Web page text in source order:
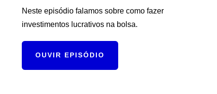
Neste episódio falamos sobre como fazer
investimentos lucrativos na bolsa.
OUVIR EPISÓDIO